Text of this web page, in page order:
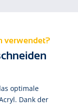
verwendet?
optimale
Dank der